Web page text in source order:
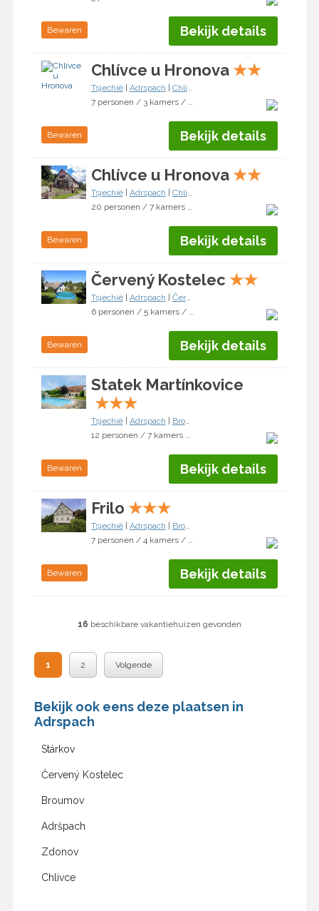
Bewaren Bekijk details
Chlívce u Hronova ★★
Tsjechië| Adrspach
Chlivce
7 personen / 3 kamers / 2 slaapkamers
Bewaren Bekijk details
Chlívce u Hronova ★★
Tsjechië| Adrspach
Chlivce
20 personen / 7 kamers / 5 slaapkamers
Bewaren Bekijk details
Červený Kostelec ★★
Tsjechië| Adrspach
Červený Kostelec
6 personen / 5 kamers / 3 slaapkamers
Bewaren Bekijk details
Statek Martínkovice
★★★
Tsjechië| Adrspach
Broumov
12 personen / 7 kamers / 4 slaapkamers
Bewaren Bekijk details
Frilo ★★★
Tsjechië| Adrspach
Broumov
7 personen / 4 kamers / 3 slaapkamers
Bewaren Bekijk details
16 beschikbare vakantiehuizen gevonden
1 2 Volgende
Bekijk ook eens deze plaatsen in
Adrspach
Stárkov
Červený Kostelec
Broumov
Adršpach
Zdonov
Chlivce